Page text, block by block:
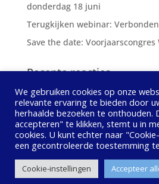
donderdag 18 juni
Terugkijken webinar:
Save the date: Voorjaarscongres
Recente reacties
Privacybeleid
© Vereniging Juridische
Bestuur, 2020 -
We gebruiken cookies op onze
relevante ervaring te bieden door
herhaalde bezoeken te onthouden.
accepteren" te klikken, stemt u in
cookies. U kunt echter naar
een ​​gecontroleerde toestemming
Cookie-instellingen Accepteer